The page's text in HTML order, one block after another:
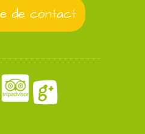
de contact